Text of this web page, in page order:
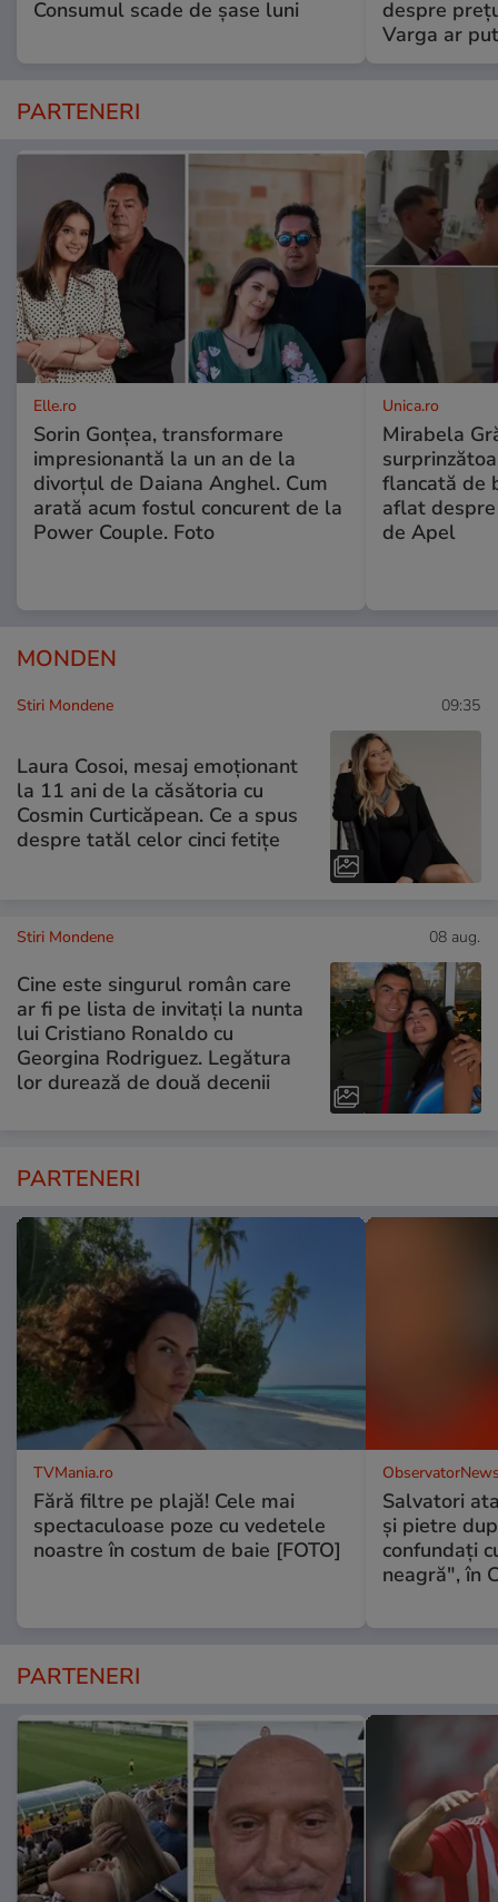
Consumul scade de șase luni
despre
Varga ar
PARTENERI
Elle.ro
Sorin Gonțea, transformare
impresionantă la un an de la
divorțul de Daiana Anghel. Cum
arată acum fostul concurent de la
Power Couple. Foto
Unica.ro
Mirabela
flancată de
aflat
de Apel
MONDEN
Stiri Mondene 09:35
Laura Cosoi, mesaj emoționant
la 11 ani de la căsătoria cu
Cosmin Curticăpean. Ce a spus
despre tatăl celor cinci fetițe
Stiri Mondene 08 aug.
Cine este singurul român care
ar fi pe lista de invitați la nunta
lui Cristiano Ronaldo cu
Georgina Rodriguez. Legătura
lor durează de două decenii
PARTENERI
TVMania.ro
Fără filtre pe plajă! Cele mai
spectaculoase poze cu vedetele
noastre în costum de baie [FOTO]
Salvatori
şi pietre
confundaţi
neagră", în
PARTENERI